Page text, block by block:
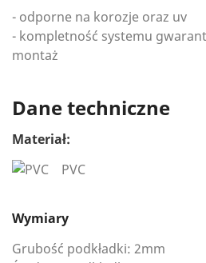
- odporne na korozje oraz uv
- kompletność systemu
montaż
Dane techniczne
Materiał:
PVC
Wymiary
Grubość podkładki: 2mm